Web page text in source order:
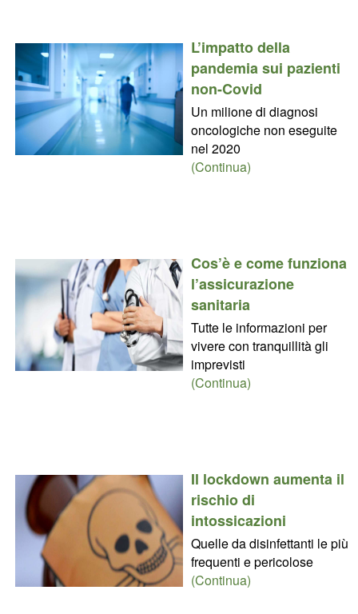
L’impatto della
pandemia sui pazienti
non-Covid
Un milione di diagnosi
oncologiche non eseguite
nel 2020
(Continua)
Cos’è e come funziona
l’assicurazione
sanitaria
Tutte le informazioni per
vivere con tranquillità gli
imprevisti
(Continua)
Il lockdown aumenta il
rischio di
intossicazioni
Quelle da disinfettanti le più
frequenti e pericolose
(Continua)